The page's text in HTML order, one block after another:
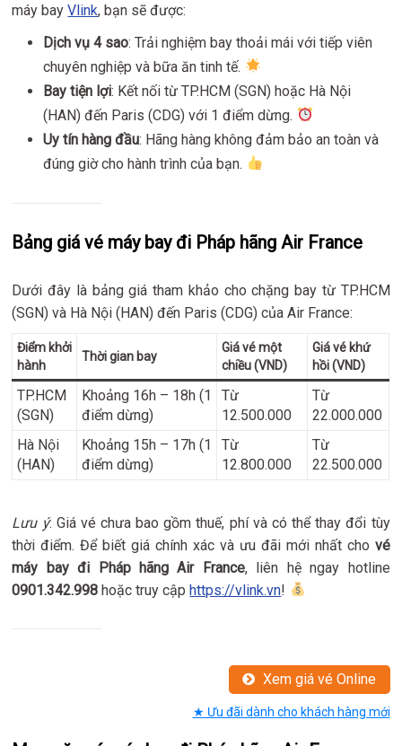
máy bayVlink, bạn sẽ được:
Dịch vụ 4 sao: Trải nghiệm bay thoải mái với tiếp viên
chuyên nghiệp và bữa ăn tinh tế.
Bay tiện lợi: Kết nối từ TP.HCM (SGN) hoặc Hà Nội
(HAN) đến Paris (CDG) với 1 điểm dừng.
Uy tín hàng đầu: Hãng hàng không đảm bảo an toàn và
đúng giờ cho hành trình của bạn.
Bảng giá vé máy bay đi Pháp hãng Air France
Dưới đây là bảng giá tham khảo cho chặng bay từ TP.HCM
(SGN) và Hà Nội (HAN) đến Paris (CDG) của Air France:
Điểm khởi
hành
Thời gian bay
Giá vé một
chiều (VND)
Giá vé khứ
hồi (VND)
TP.HCM
(SGN)
Khoảng 16h – 18h (1
điểm dừng)
Từ
12.500.000
Từ
22.000.000
Hà Nội
(HAN)
Khoảng 15h – 17h (1
điểm dừng)
Từ
12.800.000
Từ
22.500.000
Lưu ý: Giá vé chưa bao gồm thuế, phí và có thể thay đổi tùy
thời điểm. Để biết giá chính xác và ưu đãi mới nhất cho vé
máy bay đi Pháp hãng Air France, liên hệ ngay hotline
0901.342.998 hoặc truy cậphttps://vlink.vn!
Xem giá vé Online
★ Ưu đãi dành cho khách hàng mới